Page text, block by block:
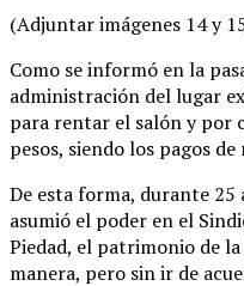
(Adjuntar imágenes 14 y
Como se informó en la
administración del lugar
para rentar el salón y por
pesos, siendo los pagos
De esta forma, durante 25
asumió el poder en el
Piedad, el patrimonio de
manera, pero sin ir de